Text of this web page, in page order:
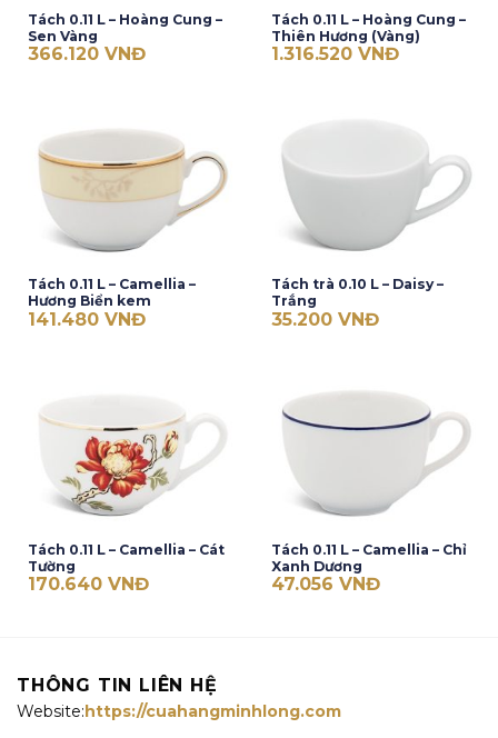
Tách 0.11 L – Hoàng Cung –
Sen Vàng
366.120 VNĐ
Tách 0.11 L – Hoàng Cung –
Thiên Hương (Vàng)
1.316.520 VNĐ
Tách 0.11 L – Camellia –
Hương Biển kem
141.480 VNĐ
Tách trà 0.10 L – Daisy –
Trắng
35.200 VNĐ
Tách 0.11 L – Camellia – Cát
Tường
170.640 VNĐ
Tách 0.11 L – Camellia – Chỉ
Xanh Dương
47.056 VNĐ
THÔNG TIN LIÊN HỆ
Website:https://cuahangminhlong.com